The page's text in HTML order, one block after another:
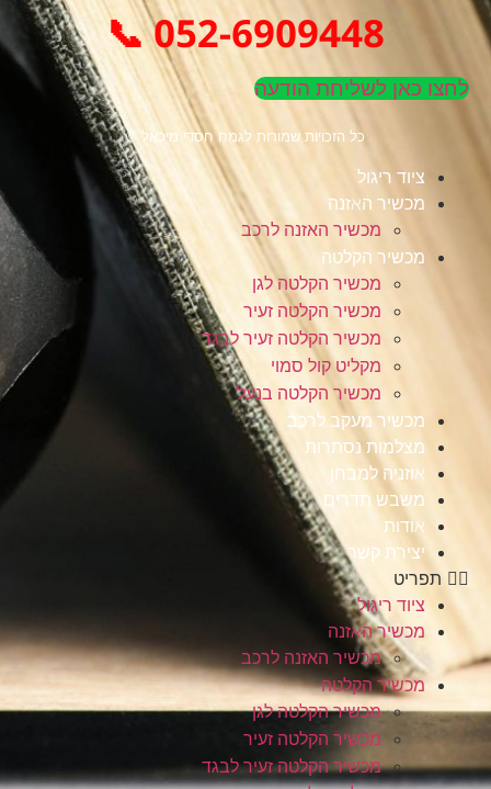
052-6909448 📞
לחצו כאן לשליחת הודעה
כל הזכויות שמורות לגמח חסדי מיכאל ©
ציוד ריגול
מכשיר האזנה
מכשיר האזנה לרכב
מכשיר הקלטה
מכשיר הקלטה לגן
מכשיר הקלטה זעיר
מכשיר הקלטה זעיר לבגד
מקליט קול סמוי
מכשיר הקלטה בנעל
מכשיר מעקב לרכב
מצלמות נסתרות
אוזניה למבחן
משבש תדרים
אודות
יצירת קשר
תפריט
ציוד ריגול
מכשיר האזנה
מכשיר האזנה לרכב
מכשיר הקלטה
מכשיר הקלטה לגן
מכשיר הקלטה זעיר
מכשיר הקלטה זעיר לבגד